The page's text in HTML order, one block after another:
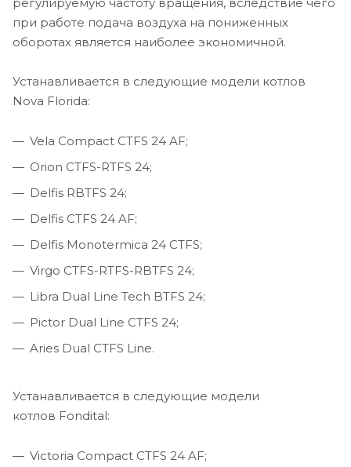
при работе подача воздуха на пониженных
оборотах является наиболее экономичной.
Устанавливается в следующие модели котлов
Nova Florida:
Vela Compact CTFS 24 AF;
Orion CTFS-RTFS 24;
Delfis RBTFS 24;
Delfis CTFS 24 AF;
Delfis Monotermica 24 CTFS;
Virgo CTFS-RTFS-RBTFS 24;
Libra Dual Line Tech BTFS 24;
Pictor Dual Line CTFS 24;
Aries Dual CTFS Line.
Устанавливается в следующие модели
котлов Fondital:
Victoria Compact CTFS 24 AF;